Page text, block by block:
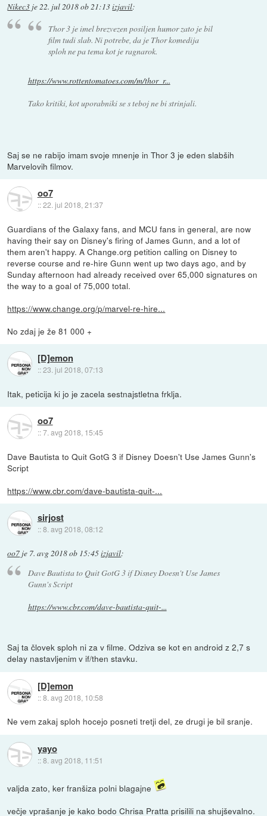
Nikec3 je22. jul 2018 ob 21:13izjavil:
Thor 3 je imel brezvezen posiljen humor zato je bil
film tudi slab. Ni potrebe, da je Thor komedija
sploh ne pa tema kot je ragnarok.
https://www.rottentomatoes.com/m/thor_r...
Tako kritiki, kot uporabniki se s teboj ne bi strinjali.
Saj se ne rabijo imam svoje mnenje in Thor 3 je eden slabših
Marvelovih filmov.
oo7
::22. jul 2018, 21:37
Guardians of the Galaxy fans, and MCU fans in general, are now
having their say on Disney's firing of James Gunn, and a lot of
them aren't happy. A Change.org petition calling on Disney to
reverse course and re-hire Gunn went up two days ago, and by
Sunday afternoon had already received over 65,000 signatures on
the way to a goal of 75,000 total.
https://www.change.org/p/marvel-re-hire...
No zdaj je že 81 000 +
[D]emon
::23. jul 2018, 07:13
Itak, peticija ki jo je zacela sestnajstletna frklja.
oo7
::7. avg 2018, 15:45
Dave Bautista to Quit GotG 3 if Disney Doesn't Use James Gunn's
Script
https://www.cbr.com/dave-bautista-quit-...
sirjost
::8. avg 2018, 08:12
oo7 je 7. avg 2018 ob 15:45izjavil:
Dave Bautista to Quit GotG 3 if Disney Doesn't Use James
Gunn's Script
https://www.cbr.com/dave-bautista-quit-...
Saj ta človek sploh ni za v filme. Odziva se kot en android z 2,7 s
delay nastavljenim v if/then stavku.
[D]emon
::8. avg 2018, 10:58
Ne vem zakaj sploh hocejo posneti tretji del, ze drugi je bil sranje.
yayo
::8. avg 2018, 11:51
valjda zato, ker franšiza polni blagajne
večje vprašanje je kako bodo Chrisa Pratta prisilili na shujševalno.